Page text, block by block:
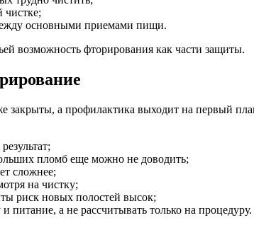
чистке;
основными приемами пищи.
возможность фторирования как части защиты.
а профилактика выходит на первый
пломб еще можно не доводить;
сложнее;
на чистку;
риск новых полостей высок;
питание, а не рассчитывать только на процедуру.